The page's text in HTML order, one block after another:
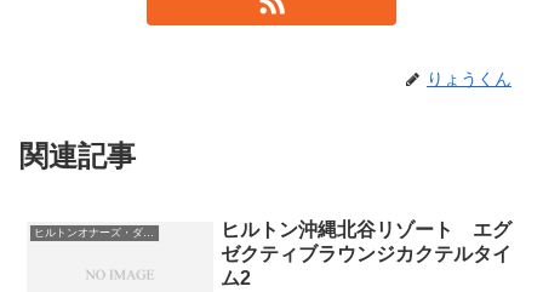
りょうくん
関連記事
ヒルトン沖縄北谷リゾート エグ
ゼクティブラウンジカクテルタイ
ム2